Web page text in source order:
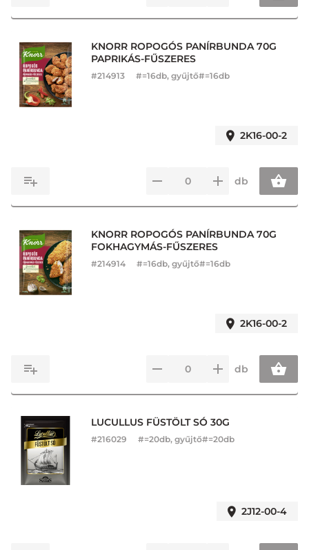
KNORR ROPOGÓS PANÍRBUNDA 70G
PAPRIKÁS-FŰSZERES
#214913 #=16db, gyűjtő#=16db
2K16-00-2
db
KNORR ROPOGÓS PANÍRBUNDA 70G
FOKHAGYMÁS-FŰSZERES
#214914 #=16db, gyűjtő#=16db
2K16-00-2
db
LUCULLUS FÜSTÖLT SÓ 30G
#216029 #=20db, gyűjtő#=20db
2J12-00-4